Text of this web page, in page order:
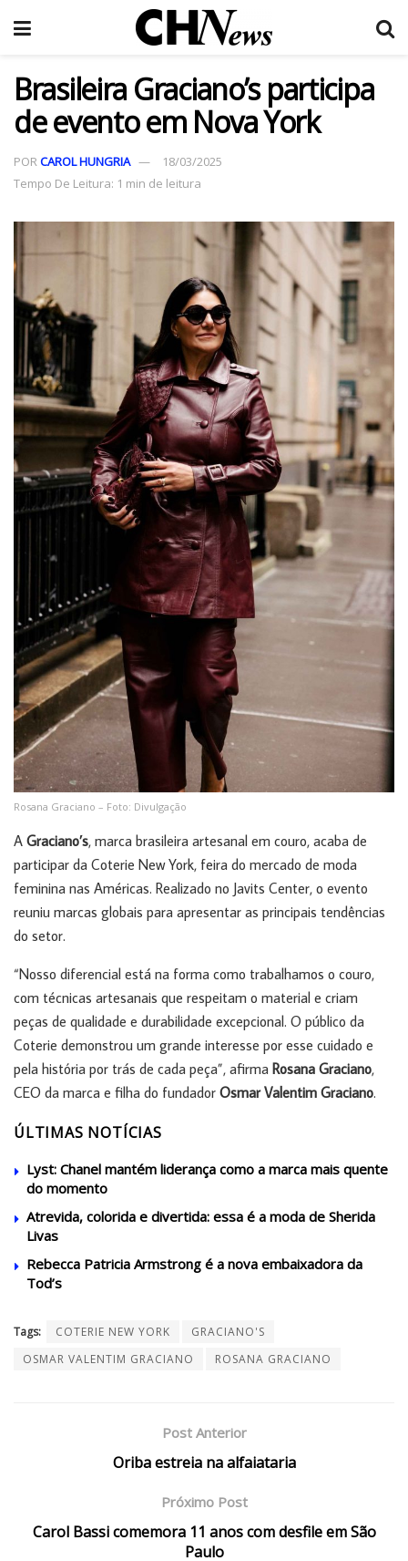
Brasileira Graciano’s participa
de evento em Nova York
PORCAROL HUNGRIA
18/03/2025
Tempo De Leitura: 1 min de leitura
Rosana Graciano – Foto: Divulgação
A Graciano’s, marca brasileira artesanal em couro, acaba de
participar da Coterie New York, feira do mercado de moda
feminina nas Américas. Realizado no Javits Center, o evento
reuniu marcas globais para apresentar as principais tendências
do setor.
“Nosso diferencial está na forma como trabalhamos o couro,
com técnicas artesanais que respeitam o material e criam
peças de qualidade e durabilidade excepcional. O público da
Coterie demonstrou um grande interesse por esse cuidado e
pela história por trás de cada peça”, afirma Rosana Graciano,
CEO da marca e filha do fundador Osmar Valentim Graciano.
ÚLTIMAS NOTÍCIAS
Lyst: Chanel mantém liderança como a marca mais quente
do momento
Atrevida, colorida e divertida: essa é a moda de Sherida
Livas
Rebecca Patricia Armstrong é a nova embaixadora da
Tod’s
Tags: COTERIE NEW YORK
GRACIANO'S
OSMAR VALENTIM GRACIANO
ROSANA GRACIANO
Post Anterior
Oriba estreia na alfaiataria
Próximo Post
Carol Bassi comemora 11 anos com desfile em São
Paulo